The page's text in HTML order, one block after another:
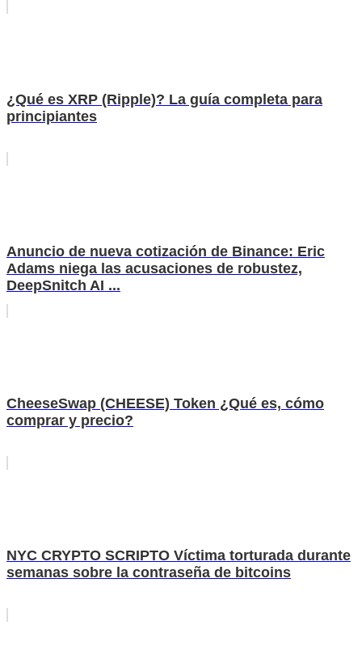
¿Qué es XRP (Ripple)? La guía completa para
principiantes
Anuncio de nueva cotización de Binance: Eric
Adams niega las acusaciones de robustez,
DeepSnitch AI ...
CheeseSwap (CHEESE) Token ¿Qué es, cómo
comprar y precio?
NYC CRYPTO SCRIPTO Víctima torturada durante
semanas sobre la contraseña de bitcoins